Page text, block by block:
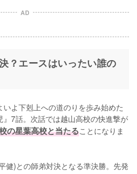
AD
？エースはいったい誰の
よ下剋上への道のりを歩み始めた
』7話。次話では越山高校の快進撃が
の星葉高校と当たることになりま
健)との師弟対決となる準決勝。先発